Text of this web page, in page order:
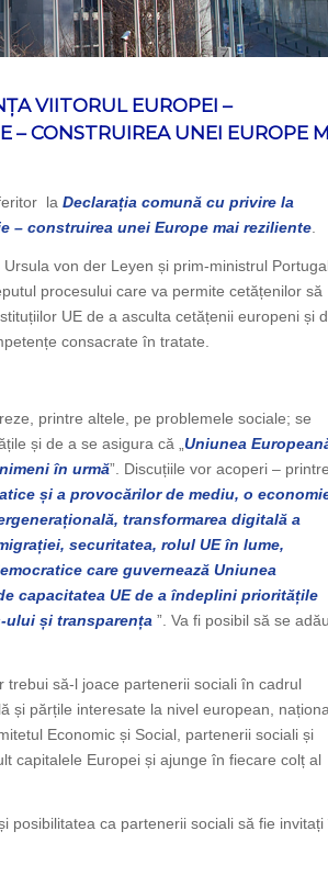
VIITORUL EUROPEI –
– CONSTRUIREA UNEI EUROPE
la Declarația comună cu privire la
– construirea unei Europe mai reziliente.
von der Leyen și prim-ministrul
procesului care va permite cetățenilor să
UE de a asculta cetățenii europeni și
consacrate în tratate.
printre altele, pe problemele sociale; se
și de a se asigura că „ Uniunea
în urmă”. Discuțiile vor acoperi – printre
și a provocărilor de mediu, o
transformarea digitală a
securitatea, rolul UE în lume,
care guvernează Uniunea
capacitatea UE de a îndeplini prioritățile
ului și transparența ”. Va fi posibil să se
trebui să-l joace partenerii sociali în cadrul
și părțile interesate la nivel european,
Economic și Social, partenerii sociali și
capitalele Europei și ajunge în fiecare colț al
posibilitatea ca partenerii sociali să fie invitați